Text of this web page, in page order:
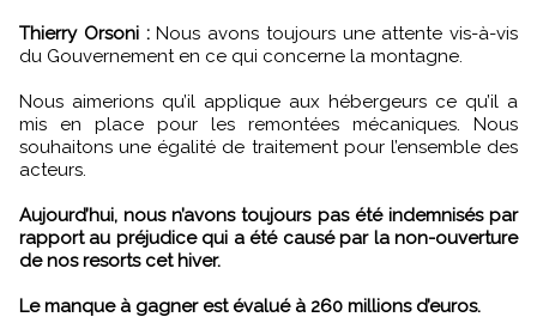
Thierry Orsoni :Nous avons toujours une attente vis-à-vis
du Gouvernement en ce qui concerne la montagne.
Nous aimerions qu’il applique aux hébergeurs ce qu’il a
mis en place pour les remontées mécaniques. Nous
souhaitons une égalité de traitement pour l’ensemble des
acteurs.
Aujourd’hui, nous n’avons toujours pas été indemnisés par
rapport au préjudice qui a été causé par la non-ouverture
de nos resorts cet hiver.
Le manque à gagner est évalué à 260 millions d’euros.